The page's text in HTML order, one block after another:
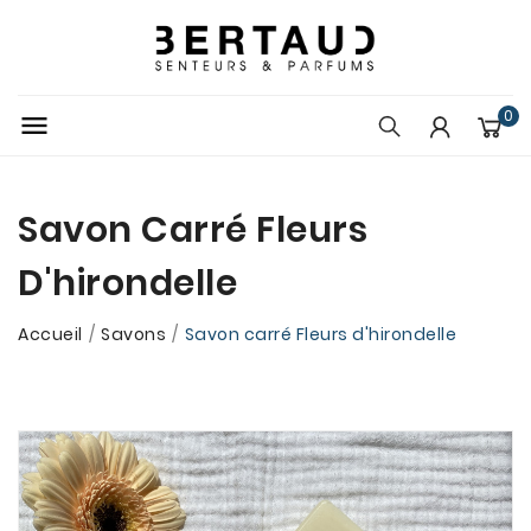
 0
Savon Carré Fleurs
D'hirondelle
Accueil Savons Savon carré Fleurs d'hirondelle